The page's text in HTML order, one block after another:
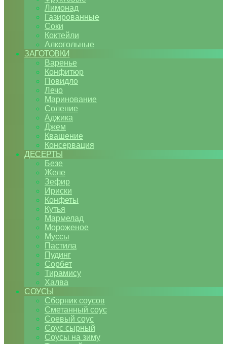
Лимонад
Газированные
Соки
Коктейли
Алкогольные
ЗАГОТОВКИ
Варенье
Конфитюр
Повидло
Лечо
Маринование
Соление
Аджика
Джем
Квашение
Консервация
ДЕСЕРТЫ
Безе
Желе
Зефир
Ириски
Конфеты
Кутья
Мармелад
Мороженое
Муссы
Пастила
Пудинг
Сорбет
Тирамису
Халва
СОУСЫ
Сборник соусов
Сметанный соус
Соевый соус
Соус сырный
Соусы на зиму